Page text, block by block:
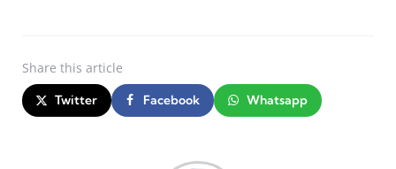
Share this article
Twitter Facebook Whatsapp